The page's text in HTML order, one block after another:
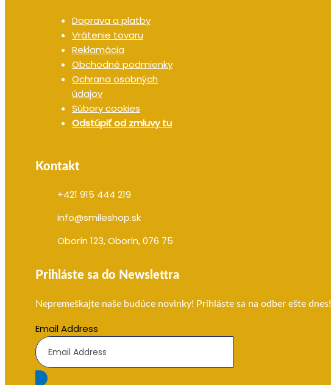
Doprava a platby
Vrátenie tovaru
Reklamácia
Obchodné podmienky
Ochrana osobných
údajov
Súbory cookies
Odstúpiť od zmluvy tu
Kontakt
+421 915 444 219
info@smileshop.sk
Oborín 123, Oborín, 076 75
Prihláste sa do Newslettra
Nepremeškajte naše budúce novinky! Prihláste sa na odber ešte dnes!
Email Address